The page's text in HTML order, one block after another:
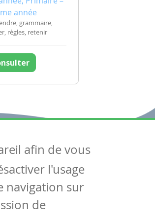
année
grammaire,
règles, retenir
afin de vous
l'usage
navigation sur
de